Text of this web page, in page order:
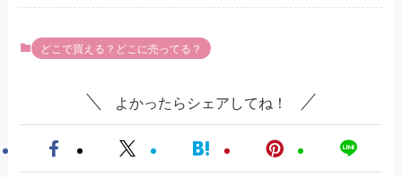
どこで買える？どこに売ってる？
よかったらシェアしてね！